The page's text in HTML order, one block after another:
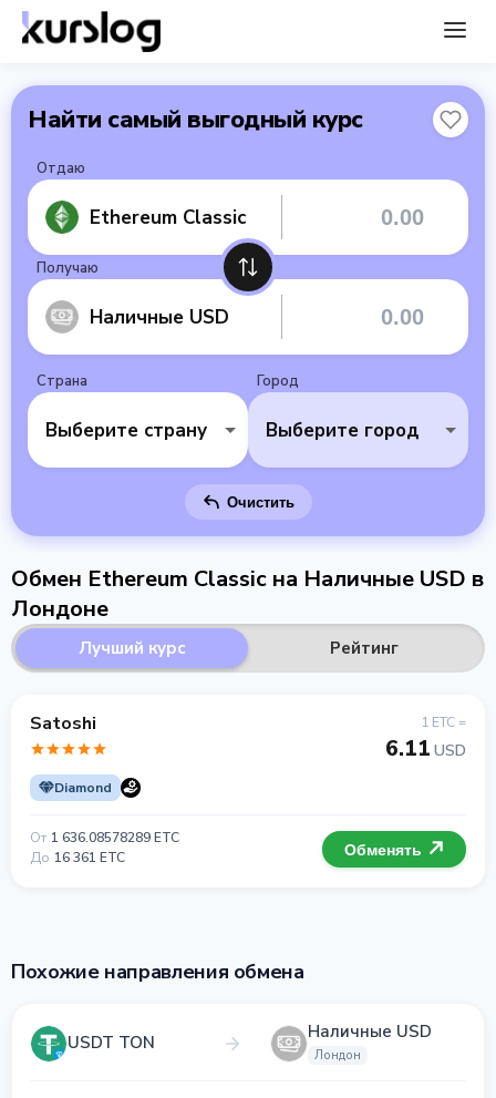
Найти самый выгодный курс
Отдаю
Ethereum Classic
Получаю
Наличные USD
Страна
Выберите страну
Город
Выберите город
Очистить
Обмен Ethereum Classic на Наличные USD в
Лондоне
Лучший курс Рейтинг
Satoshi
Diamond
1 ETC =
6.11 USD
От 1 636.08578289 ETC
До 16 361 ETC Обменять
Похожие направления обмена
USDT TON Наличные USD
Лондон